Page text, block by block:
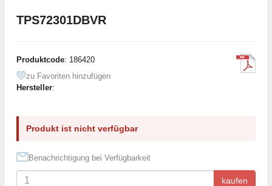
TPS72301DBVR
Produktcode: 186420
zu Favoriten hinzufügen
Hersteller:
Produkt ist nicht verfügbar
Benachrichtigung bei Verfügbarkeit
kaufen